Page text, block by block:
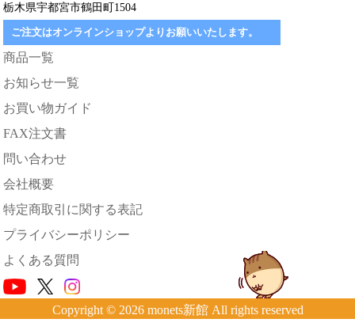
栃木県宇都宮市鶴田町1504
ご注文はオンラインショップよりお願いいたします。
商品一覧
お知らせ一覧
お買い物ガイド
FAX注文書
問い合わせ
会社概要
特定商取引に関する表記
プライバシーポリシー
よくある質問
Copyright © 2026 monets新館 All rights reserved